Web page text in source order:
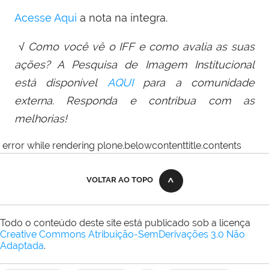
Acesse Aqui a nota na íntegra.
√ Como você vê o IFF e como avalia as suas
ações? A Pesquisa de Imagem Institucional
está disponível AQUI para a comunidade
externa. Responda e contribua com as
melhorias!
error while rendering plone.belowcontenttitle.contents
VOLTAR AO TOPO
Todo o conteúdo deste site está publicado sob a licença
Creative Commons Atribuição-SemDerivações 3.0 Não
Adaptada.